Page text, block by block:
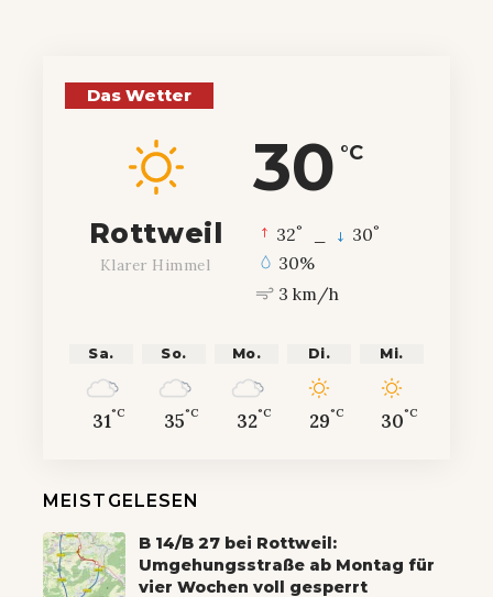
Das Wetter
30 °C
Rottweil
Klarer Himmel
32° 30°
30%
3 km/h
Sa.
31°C
So.
35°C
Mo.
32°C
Di.
29°C
Mi.
30°C
MEISTGELESEN
B 14/B 27 bei Rottweil:
Umgehungsstraße ab Montag für
vier Wochen voll gesperrt